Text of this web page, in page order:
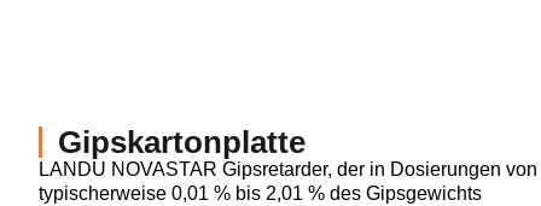
Gipskartonplatte
LANDU NOVASTAR Gipsretarder, der in Dosierungen von
typischerweise 0,01 % bis 2,01 % des Gipsgewichts